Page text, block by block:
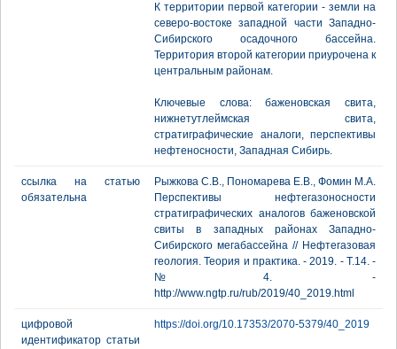
К территории первой категории - земли на
северо-востоке западной части Западно-
Сибирского осадочного бассейна.
Территория второй категории приурочена к
центральным районам.
Ключевые слова: баженовская свита,
нижнетутлеймская свита,
стратиграфические аналоги, перспективы
нефтеносности, Западная Сибирь.
ссылка на статью
обязательна
Рыжкова С.В., Пономарева Е.В., Фомин М.А.
Перспективы нефтегазоносности
стратиграфических аналогов баженовской
свиты в западных районах Западно-
Сибирского мегабассейна // Нефтегазовая
геология. Теория и практика. - 2019. - Т.14. -
№4. -
http://www.ngtp.ru/rub/2019/40_2019.html
цифровой
идентификатор статьи
https://doi.org/10.17353/2070-5379/40_2019